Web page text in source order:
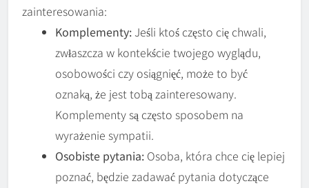
zainteresowania:
Komplementy: Jeśli ktoś często cię chwali,
zwłaszcza w kontekście twojego wyglądu,
osobowości czy osiągnięć, może to być
oznaką, że jest tobą zainteresowany.
Komplementy są często sposobem na
wyrażenie sympatii.
Osobiste pytania: Osoba, która chce cię lepiej
poznać, będzie zadawać pytania dotyczące